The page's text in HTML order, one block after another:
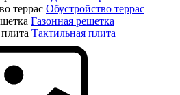
Обустройство террас
Газонная решетка
Тактильная плита